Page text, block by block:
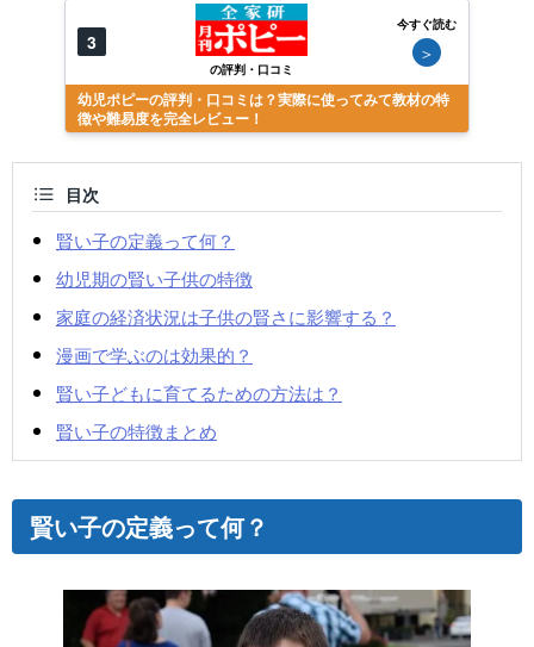
3
の評判・口コミ
今すぐ読む
＞
幼児ポピーの評判・口コミは？実際に使ってみて教材の特
徴や難易度を完全レビュー！
目次
賢い子の定義って何？
幼児期の賢い子供の特徴
家庭の経済状況は子供の賢さに影響する？
漫画で学ぶのは効果的？
賢い子どもに育てるための方法は？
賢い子の特徴まとめ
賢い子の定義って何？